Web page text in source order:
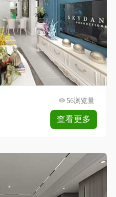
56浏览量
查看更多